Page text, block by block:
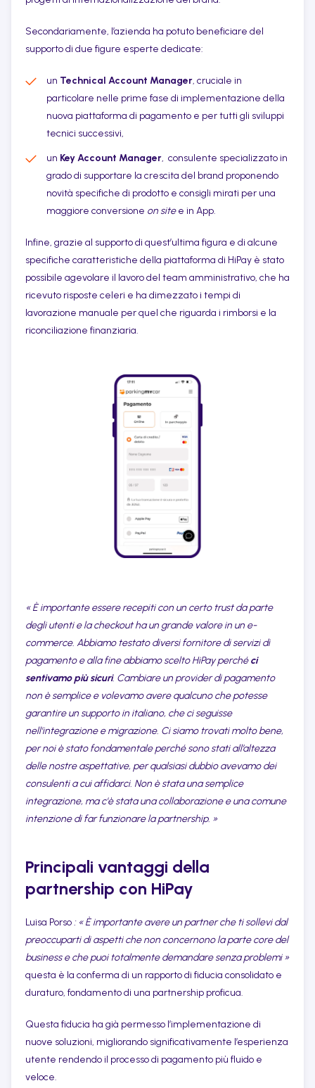
Secondariamente, l’azienda ha potuto beneficiare del
supporto di due figure esperte dedicate:
un Technical Account Manager, cruciale in
particolare nelle prime fase di implementazione della
nuova piattaforma di pagamento e per tutti gli sviluppi
tecnici successivi,
un Key Account Manager, consulente specializzato in
grado di supportare la crescita del brand proponendo
novità specifiche di prodotto e consigli mirati per una
maggiore conversione on sitee in App.
Infine, grazie al supporto di quest’ultima figura e di alcune
specifiche caratteristiche della piattaforma di HiPay è stato
possibile agevolare il lavoro del team amministrativo, che ha
ricevuto risposte celeri e ha dimezzato i tempi di
lavorazione manuale per quel che riguarda i rimborsi e la
riconciliazione finanziaria.
« È importante essere recepiti con un certo trust da parte
degli utenti e la checkout ha un grande valore in un e-
commerce. Abbiamo testato diversi fornitore di servizi di
pagamento e alla fine abbiamo scelto HiPay perchéci
sentivamo più sicuri. Cambiare un provider di pagamento
non è semplice e volevamo avere qualcuno che potesse
garantire un supporto in italiano, che ci seguisse
nell'integrazione e migrazione. Ci siamo trovati molto bene,
per noi è stato fondamentale perché sono stati all’altezza
delle nostre aspettative, per qualsiasi dubbio avevamo dei
consulenti a cui affidarci. Non è stata una semplice
integrazione, ma c'è stata una collaborazione e una comune
intenzione di far funzionare la partnership. »
Principali vantaggi della
partnership con HiPay
Luisa Porso: « È importante avere un partner che ti sollevi dal
preoccuparti di aspetti che non concernono la parte core del
business e che puoi totalmente demandare senza problemi »
questa è la conferma di un rapporto di fiducia consolidato e
duraturo, fondamento di una partnership proficua.
Questa fiducia ha già permesso l’implementazione di
nuove soluzioni, migliorando significativamente l’esperienza
utente rendendo il processo di pagamento più fluido e
veloce.